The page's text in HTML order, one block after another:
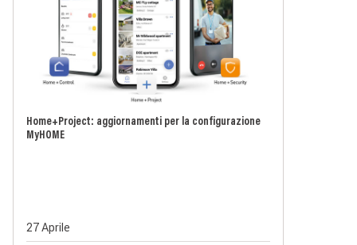
Home+Project: aggiornamenti per la configurazione
MyHOME
27 Aprile